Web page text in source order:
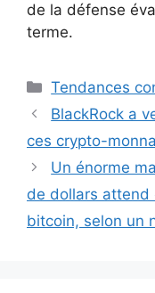
de la défense
terme.
Catégories
Tendances
BlackRock a
ces crypto-
Un énorme
de dollars attend
bitcoin, selon un